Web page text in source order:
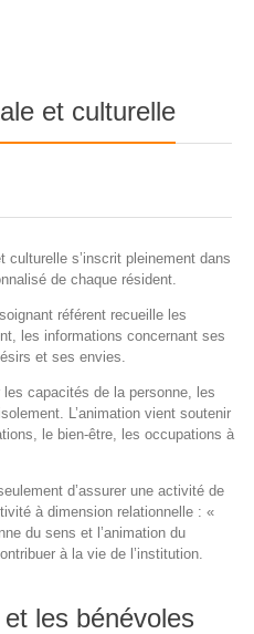
et culturelle
culturelle s’inscrit pleinement dans
de chaque résident.
soignant référent recueille les
les informations concernant ses
et ses envies.
les capacités de la personne, les
L’animation vient soutenir
le bien-être, les occupations à
d’assurer une activité de
à dimension relationnelle : «
du sens et l’animation du
à la vie de l’institution.
et les bénévoles